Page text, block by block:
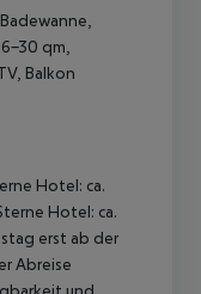
30 qm,
Balkon
Hotel: ca.
Hotel: ca.
erst ab der
Abreise